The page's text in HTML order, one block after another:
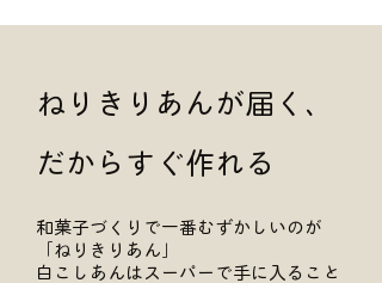
ねりきりあんが届く、
だからすぐ作れる
和菓子づくりで一番むずかしいのが
「ねりきりあん」
白こしあんはスーパーで手に入ること